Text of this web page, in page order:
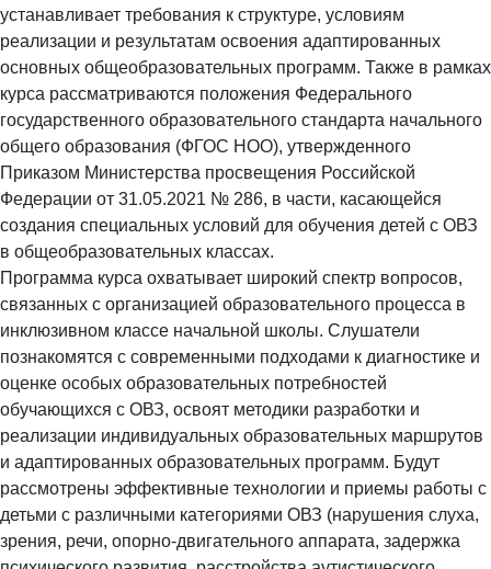
устанавливает требования к структуре, условиям
реализации и результатам освоения адаптированных
основных общеобразовательных программ. Также в рамках
курса рассматриваются положения Федерального
государственного образовательного стандарта начального
общего образования (ФГОС НОО), утвержденного
Приказом Министерства просвещения Российской
Федерации от 31.05.2021 № 286, в части, касающейся
создания специальных условий для обучения детей с ОВЗ
в общеобразовательных классах.
Программа курса охватывает широкий спектр вопросов,
связанных с организацией образовательного процесса в
инклюзивном классе начальной школы. Слушатели
познакомятся с современными подходами к диагностике и
оценке особых образовательных потребностей
обучающихся с ОВЗ, освоят методики разработки и
реализации индивидуальных образовательных маршрутов
и адаптированных образовательных программ. Будут
рассмотрены эффективные технологии и приемы работы с
детьми с различными категориями ОВЗ (нарушения слуха,
зрения, речи, опорно-двигательного аппарата, задержка